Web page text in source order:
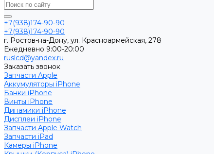
+7(938)174-90-90
+7(938)174-90-90
г. Ростов-на-Дону, ул. Красноармейская, 278
Ежедневно 9:00-20:00
ruslcd@yandex.ru
Заказать звонок
Запчасти Apple
Аккумуляторы iPhone
Банки iPhone
Винты iPhone
Динамики iPhone
Дисплеи iPhone
Запчасти Apple Watch
Запчасти iPad
Камеры iPhone